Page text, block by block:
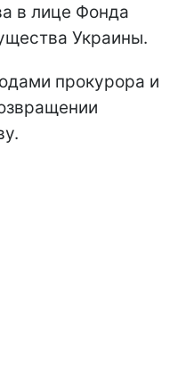
в лице Фонда
Украины.
прокурора и